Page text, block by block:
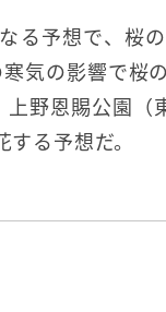
る予想で、桜
気の影響で桜
野恩賜公園
る予想だ。